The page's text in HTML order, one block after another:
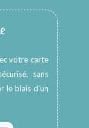
votre carte
sans
le biais d’un